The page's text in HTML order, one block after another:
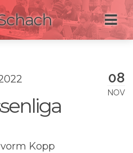
08
NOV
Kopp